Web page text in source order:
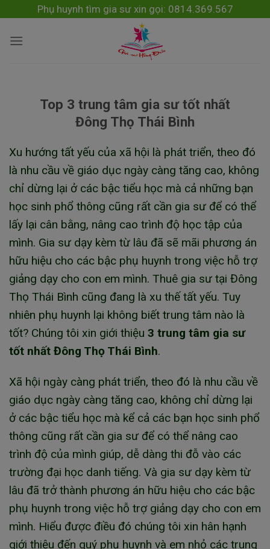
to
content
Phụ huynh tìm gia sư xin gọi: 0814.369.567
Top 3 trung tâm gia sư tốt nhất
Đông Thọ Thái Bình
Xu hướng tất yếu của xã hội là phát triển, theo đó
là nhu cầu về giáo dục ngày càng tăng cao, không
chỉ dừng lại ở các bậc tiểu học mà cả những bạn
học sinh phổ thông cũng rất cần gia sư để có thể
lấy lại cân bằng, nâng cao trình độ học tập của
mình. Gia sư dạy kèm từ lâu đã sẽ mãi phương án
hữu hiệu cho các bậc phụ huynh trong việc hỗ trợ
giảng dạy cho con em mình. Thuê gia sư tại Đông
Thọ Thái Bình cũng đang là xu thế tất yếu. Tuy
nhiên phụ huynh lại không biết trung tâm nào là
tốt? Chúng tôi xin giới thiệu 3 trung tâm gia sư
tốt nhất Đông Thọ Thái Bình.
Xã hội ngày càng phát triển, theo đó là nhu cầu về
giáo dục ngày càng tăng cao, không chỉ dừng lại
ở các bậc tiểu học mà kể cả các bạn học sinh phổ
thông cũng rất cần gia sư để có thể nâng cao
trình độ của mình giúp, dễ dàng thi đỗ vào các
trường đại học danh tiếng. Và gia sư dạy kèm từ
lâu đã trở thành phương án hữu hiệu cho các bậc
phụ huynh trong việc hỗ trợ giảng dạy cho con em
mình. Hiểu được điều đó chúng tôi xin hân hạnh
giới thiệu đến quý phụ huynh và em nhỏ các trung
modal-check